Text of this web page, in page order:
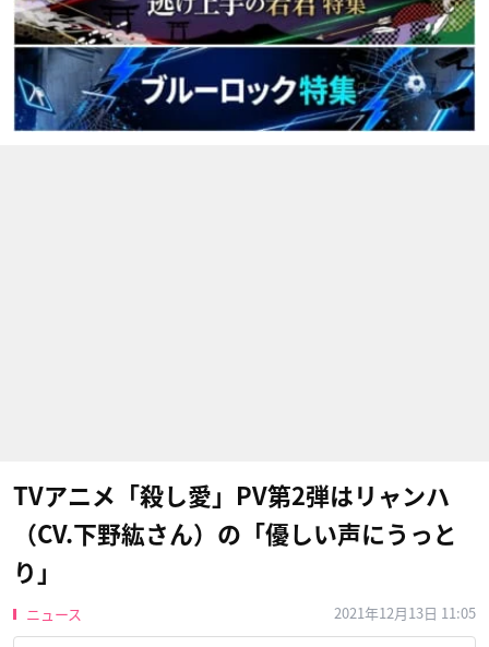
TVアニメ「殺し愛」PV第2弾はリャンハ
（CV.下野紘さん）の「優しい声にうっと
り」
ニュース 2021年12月13日 11:05